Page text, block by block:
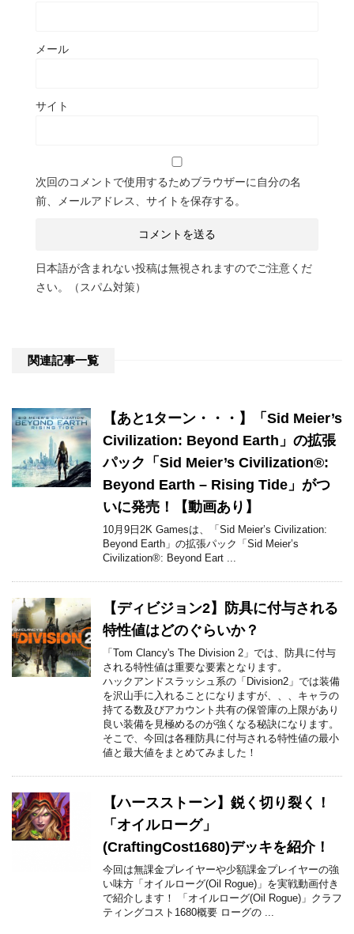
メール
サイト
次回のコメントで使用するためブラウザーに自分の名
前、メールアドレス、サイトを保存する。
日本語が含まれない投稿は無視されますのでご注意くだ
さい。（スパム対策）
関連記事一覧
【あと1ターン・・・】「Sid Meier’s
Civilization: Beyond Earth」の拡張
パック「Sid Meier’s Civilization®:
Beyond Earth – Rising Tide」がつ
いに発売！【動画あり】
10月9日2K Gamesは、「Sid Meier’s Civilization:
Beyond Earth」の拡張パック「Sid Meier’s
Civilization®: Beyond Eart ...
【ディビジョン2】防具に付与される
特性値はどのぐらいか？
「Tom Clancy's The Division 2」では、防具に付与
される特性値は重要な要素となります。
ハックアンドスラッシュ系の「Division2」では装備
を沢山手に入れることになりますが、、、キャラの
持てる数及びアカウント共有の保管庫の上限があり
良い装備を見極めるのが強くなる秘訣になります。
そこで、今回は各種防具に付与される特性値の最小
値と最大値をまとめてみました！
【ハースストーン】鋭く切り裂く！
「オイルローグ」
(CraftingCost1680)デッキを紹介！
今回は無課金プレイヤーや少額課金プレイヤーの強
い味方「オイルローグ(Oil Rogue)」を実戦動画付き
で紹介します！ 「オイルローグ(Oil Rogue)」クラフ
ティングコスト1680概要 ローグの ...